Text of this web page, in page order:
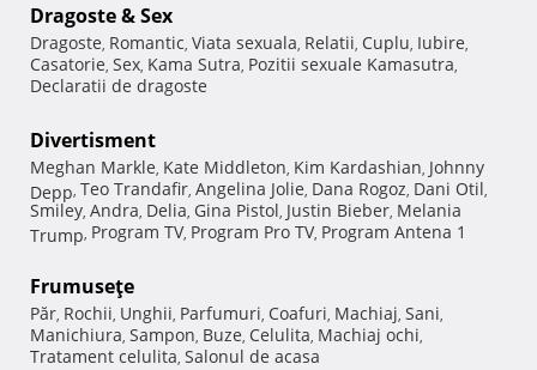
Dragoste & Sex
Dragoste, Romantic, Viata sexuala, Relatii, Cuplu, Iubire,
Casatorie, Sex, Kama Sutra, Pozitii sexuale Kamasutra,
Declaratii de dragoste
Divertisment
Meghan Markle, Kate Middleton, Kim Kardashian, Johnny
Depp, Teo Trandafir, Angelina Jolie, Dana Rogoz, Dani Otil,
Smiley, Andra, Delia, Gina Pistol, Justin Bieber, Melania
Trump, Program TV, Program Pro TV, Program Antena 1
Frumuseţe
Păr, Rochii, Unghii, Parfumuri, Coafuri, Machiaj, Sani,
Manichiura, Sampon, Buze, Celulita, Machiaj ochi,
Tratament celulita, Salonul de acasa